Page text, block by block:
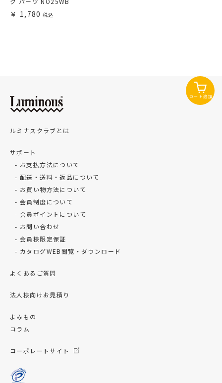
1,780
カート追加
ルミナスクラブとは
サポート
お支払方法について
配送・送料・返品について
お買い物方法について
会員制度について
会員ポイントについて
お問い合わせ
会員様限定保証
カタログWEB閲覧・ダウンロード
よくあるご質問
法人様向けお見積り
よみもの
コラム
コーポレートサイト